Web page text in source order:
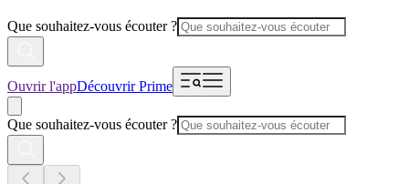
Que souhaitez-vous écouter ?
Ouvrir l'appDécouvrir Prime
Que souhaitez-vous écouter ?